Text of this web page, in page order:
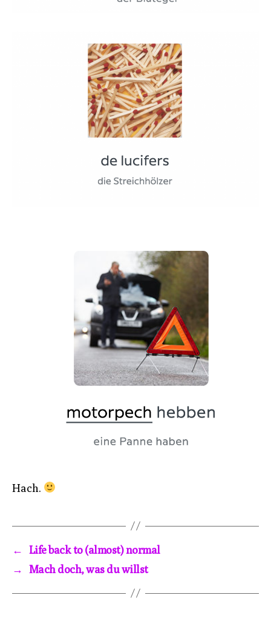
Hach.
←
Life back to (almost) normal
→
Mach doch, was du willst